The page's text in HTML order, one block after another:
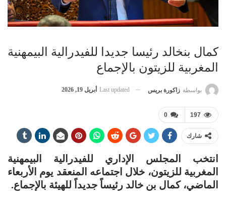
كمال بنخالد رئيسا جديدا للفيدرالية البيمهنية
المغربية للزيتون بالإجماع
بواسطة زاكورة بريس Last updated أبريل 19, 2026
0 197
شارك
انتخب المجلس الإداري للفيدرالية البيمهنية
المغربية للزيتون، خلال اجتماعه المنعقد يوم الأربعاء
الماضي، كمال بن خالد رئيساً جديداً للهيئة بالإجماع.